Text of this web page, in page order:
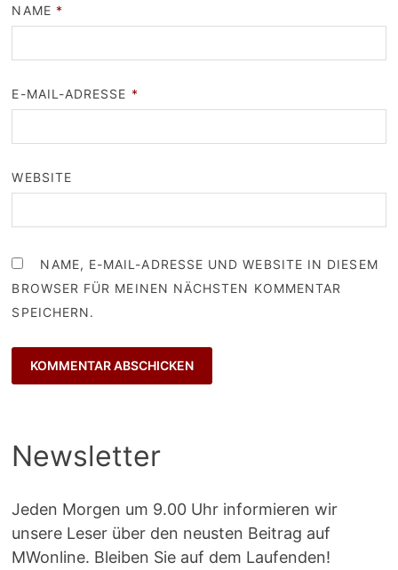
NAME *
E-MAIL-ADRESSE *
WEBSITE
NAME, E-MAIL-ADRESSE UND WEBSITE IN DIESEM
BROWSER FÜR MEINEN NÄCHSTEN KOMMENTAR
SPEICHERN.
Newsletter
Jeden Morgen um 9.00 Uhr informieren wir
unsere Leser über den neusten Beitrag auf
MWonline. Bleiben Sie auf dem Laufenden!